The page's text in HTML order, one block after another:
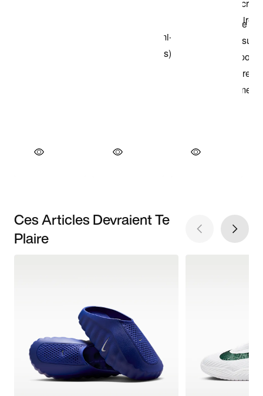
Ces Articles Devraient Te
Plaire